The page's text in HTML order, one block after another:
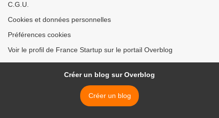
C.G.U.
Cookies et données personnelles
Préférences cookies
Voir le profil de France Startup sur le portail Overblog
Créer un blog sur Overblog
Créer un blog